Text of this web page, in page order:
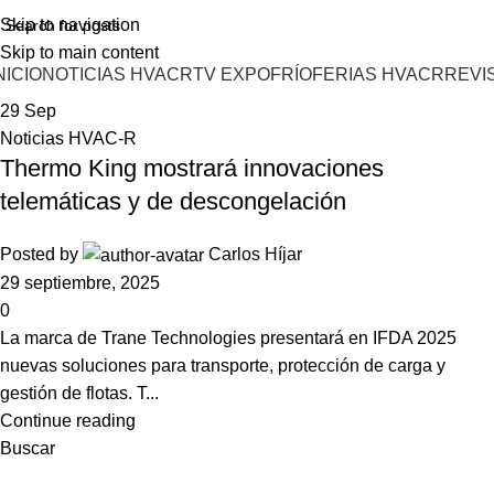
Skip to navigation
Skip to main content
NOTICIAS HVACRTV EXPOFRÍOFERIAS HVACR
29 Sep
Noticias HVAC-R
Thermo King mostrará innovaciones
telemáticas y de descongelación
Posted by
Carlos Híjar
29 septiembre, 2025
0
La marca de Trane Technologies presentará en IFDA 2025
nuevas soluciones para transporte, protección de carga y
gestión de flotas. T...
Continue reading
Buscar